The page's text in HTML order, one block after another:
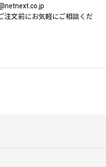
注文前にお気軽にご相談くだ